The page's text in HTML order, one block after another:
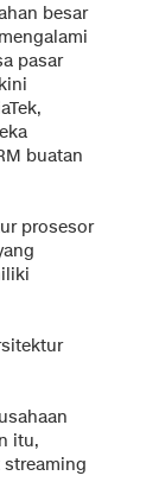
besar
pasar
buatan
prosesor
itu,
streaming